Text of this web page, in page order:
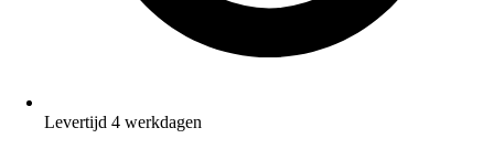
Levertijd 4 werkdagen